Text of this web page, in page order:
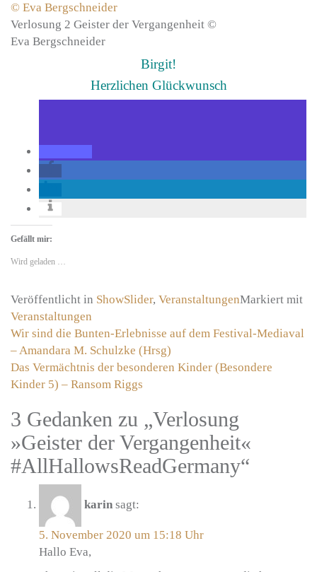
Verlosung 2 Geister der Vergangenheit ©
Eva Bergschneider
Birgit!
Herzlichen Glückwunsch
Gefällt mir:
Wird geladen …
Veröffentlicht in ShowSlider, VeranstaltungenMarkiert mit
Veranstaltungen
Beitragsnavigation
Wir sind die Bunten-Erlebnisse auf dem Festival-Mediaval
– Amandara M. Schulzke (Hrsg)
Das Vermächtnis der besonderen Kinder (Besondere
Kinder 5) – Ransom Riggs
3 Gedanken zu „Verlosung
»Geister der Vergangenheit«
#AllHallowsReadGermany“
karin sagt:
5. November 2020 um 15:18 Uhr
Hallo Eva,